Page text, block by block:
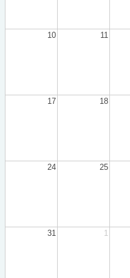
10 11
17 18
24 25
31 1